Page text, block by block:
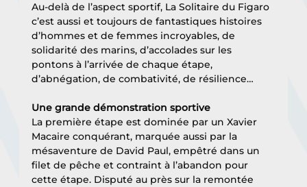
Au-delà de l’aspect sportif, La Solitaire du Figaro
c’est aussi et toujours de fantastiques histoires
d’hommes et de femmes incroyables, de
solidarité des marins, d’accolades sur les
pontons à l’arrivée de chaque étape,
d’abnégation, de combativité, de résilience…
Une grande démonstration sportive
La première étape est dominée par un Xavier
Macaire conquérant, marquée aussi par la
mésaventure de David Paul, empêtré dans un
filet de pêche et contraint à l’abandon pour
cette étape. Disputé au près sur la remontée